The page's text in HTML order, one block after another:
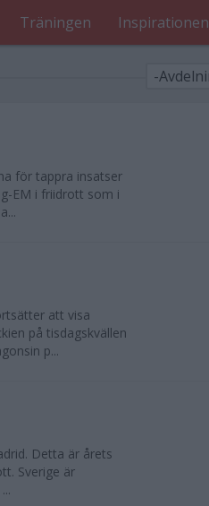
Träningen Inspirationen
för tappra insatser
EM i friidrott som i
att visa
på tisdagskvällen
p...
Detta är årets
Sverige är